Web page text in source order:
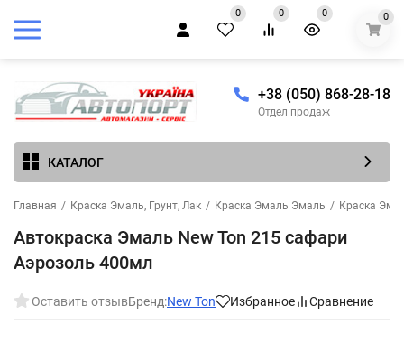
0 0 0 0
+38 (050) 868-28-18
Отдел продаж
КАТАЛОГ
Главная / Краска Эмаль, Грунт, Лак / Краска Эмаль Эмаль / Краска
Автокраска Эмаль New Ton 215 сафари
Аэрозоль 400мл
Оставить отзывБренд:New Ton Избранное Сравнение